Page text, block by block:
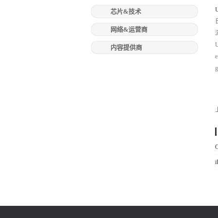
芯片&技术
网络&运营商
内容提供商